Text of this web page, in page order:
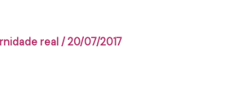
real/20/07/2017